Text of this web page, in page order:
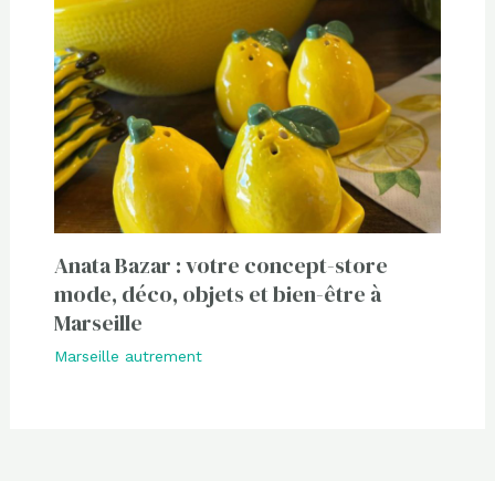
Anata Bazar : votre concept-store
mode, déco, objets et bien-être à
Marseille
Marseille autrement